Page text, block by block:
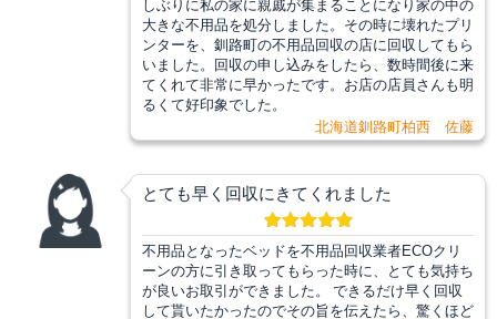
しぶりに私の家に親戚が集まることになり家の中の
大きな不用品を処分しました。その時に壊れたプリ
ンターを、釧路町の不用品回収の店に回収してもら
いました。回収の申し込みをしたら、数時間後に来
てくれて非常に早かったです。お店の店員さんも明
るくて好印象でした。
北海道釧路町柏西 佐藤
とても早く回収にきてくれました
不用品となったベッドを不用品回収業者ECOクリ
ーンの方に引き取ってもらった時に、とても気持ち
が良いお取引ができました。 できるだけ早く回収
して貰いたかったのでその旨を伝えたら、驚くほど